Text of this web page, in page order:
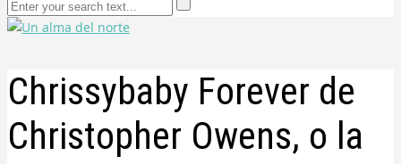
Chrissybaby Forever de
Christopher Owens, o la